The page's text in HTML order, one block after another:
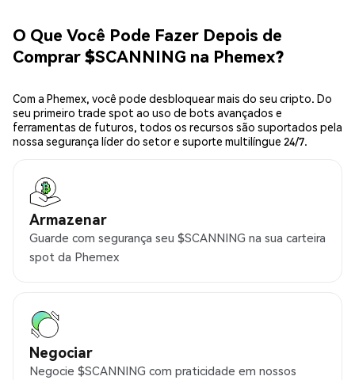
O Que Você Pode Fazer Depois de
Comprar $SCANNING na Phemex?
Com a Phemex, você pode desbloquear mais do seu cripto. Do
seu primeiro trade spot ao uso de bots avançados e
ferramentas de futuros, todos os recursos são suportados pela
nossa segurança líder do setor e suporte multilíngue 24/7.
Armazenar
Guarde com segurança seu $SCANNING na sua carteira
spot da Phemex
Negociar
Negocie $SCANNING com praticidade em nossos